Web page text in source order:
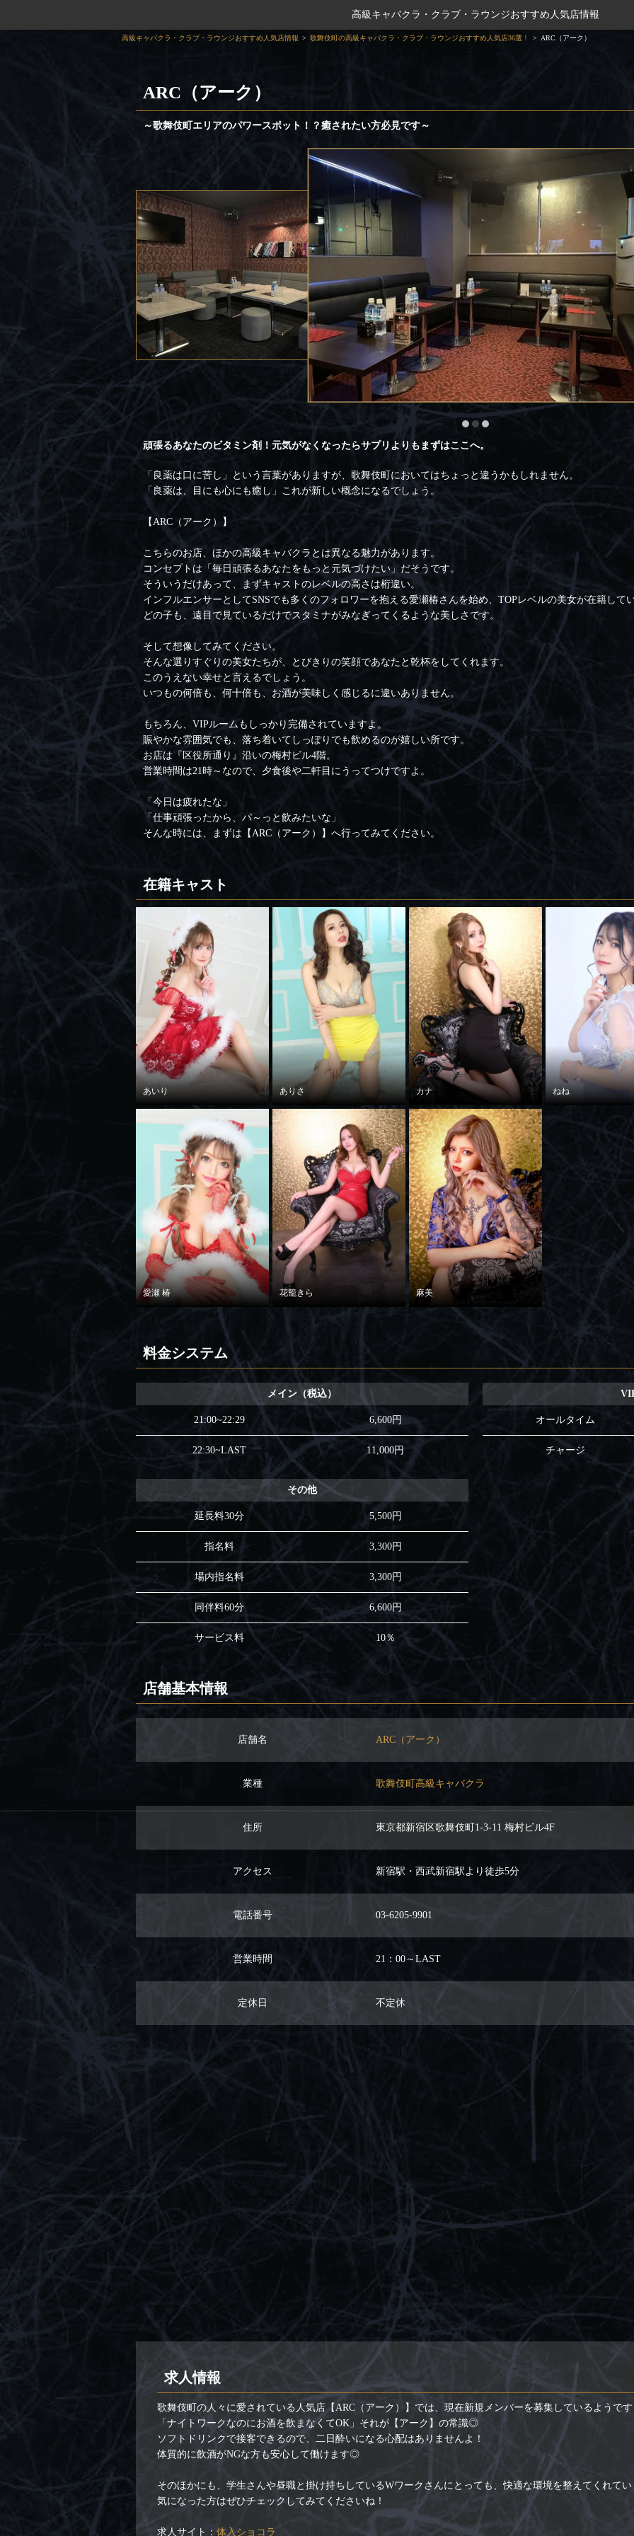
高級キャバクラ・クラブ・ラウンジおすすめ人気店情報
高級キャバクラ・クラブ・ラウンジおすすめ人気店情報 歌舞伎町の高級キャバクラ・クラブ・ラウンジおすすめ人気店36選！ ARC（アーク）
ARC（アーク）
～歌舞伎町エリアのパワースポット！？癒されたい方必見です～
頑張るあなたのビタミン剤！元気がなくなったらサプリよりもまずはここへ。
「良薬は口に苦し」という言葉がありますが、歌舞伎町においてはちょっと違うかもしれません。
「良薬は、目にも心にも癒し」これが新しい概念になるでしょう。
【ARC（アーク）】
こちらのお店、ほかの高級キャバクラとは異なる魅力があります。
コンセプトは「毎日頑張るあなたをもっと元気づけたい」だそうです。
そういうだけあって、まずキャストのレベルの高さは桁違い。
インフルエンサーとしてSNSでも多くのフォロワーを抱える愛瀬椿さんを始め、TOPレベルの美女が在籍して
どの子も、遠目で見ているだけでスタミナがみなぎってくるような美しさです。
そして想像してみてください。
そんな選りすぐりの美女たちが、とびきりの笑顔であなたと乾杯をしてくれます。
このうえない幸せと言えるでしょう。
いつもの何倍も、何十倍も、お酒が美味しく感じるに違いありません。
もちろん、VIPルームもしっかり完備されていますよ。
賑やかな雰囲気でも、落ち着いてしっぽりでも飲めるのが嬉しい所です。
お店は『区役所通り』沿いの梅村ビル4階。
営業時間は21時～なので、夕食後や二軒目にうってつけですよ。
「今日は疲れたな」
「仕事頑張ったから、パ～っと飲みたいな」
そんな時には、まずは【ARC（アーク）】へ行ってみてください。
在籍キャスト
あいり ありさ カナ ねね
愛瀬 椿 花籠きら 麻美
料金システム
メイン（税込）
21:00~22:29 6,600円
22:30~LAST 11,000円
オールタイム
チャージ
その他
延長料30分 5,500円
指名料 3,300円
場内指名料 3,300円
同伴料60分 6,600円
サービス料 10％
店舗基本情報
店舗名 ARC（アーク）
業種 歌舞伎町高級キャバクラ
住所 東京都新宿区歌舞伎町1-3-11 梅村ビル4F
アクセス 新宿駅・西武新宿駅より徒歩5分
電話番号 03-6205-9901
営業時間 21：00～LAST
定休日 不定休
求人情報
歌舞伎町の人々に愛されている人気店【ARC（アーク）】では、現在新規メンバーを募集しているようで
「ナイトワークなのにお酒を飲まなくてOK」それが【アーク】の常識◎
ソフトドリンクで接客できるので、二日酔いになる心配はありませんよ！
体質的に飲酒がNGな方も安心して働けます◎
そのほかにも、学生さんや昼職と掛け持ちしているWワークさんにとっても、快適な環境を整えてくれて
気になった方はぜひチェックしてみてくださいね！
求人サイト： 体入ショコラ